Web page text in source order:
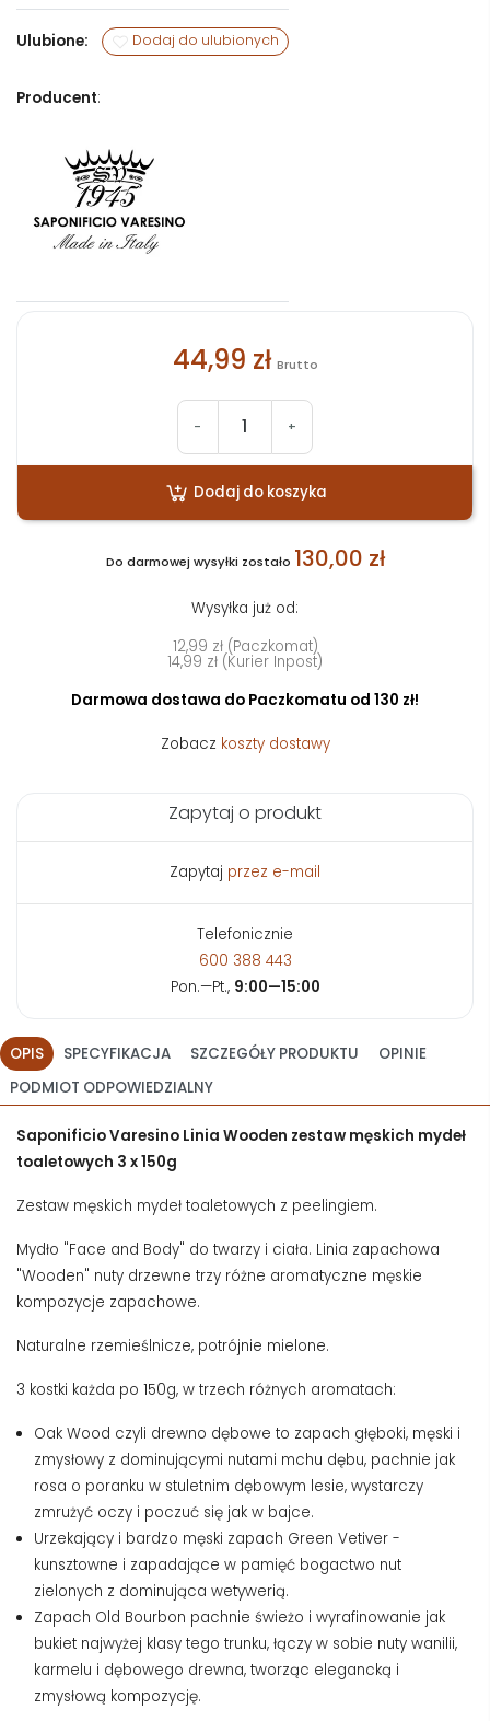
Ulubione: Dodaj do ulubionych
Producent:
44,99 zł Brutto
- +
Dodaj do koszyka
Do darmowej wysyłki zostało 130,00 zł
Wysyłka już od:
12,99 zł (Paczkomat)
14,99 zł (Kurier Inpost)
Darmowa dostawa do Paczkomatu od 130 zł!
Zobacz koszty dostawy
Zapytaj o produkt
Zapytaj przez e-mail
Telefonicznie
600 388 443
Pon.—Pt., 9:00—15:00
OPIS SPECYFIKACJA SZCZEGÓŁY PRODUKTU
OPINIE
PODMIOT ODPOWIEDZIALNY
Saponificio Varesino Linia Wooden zestaw męskich mydeł
toaletowych 3 x 150g
Zestaw męskich mydeł toaletowych z peelingiem.
Mydło "Face and Body" do twarzy i ciała. Linia zapachowa
"Wooden" nuty drzewne trzy różne aromatyczne męskie
kompozycje zapachowe.
Naturalne rzemieślnicze, potrójnie mielone.
3 kostki każda po 150g, w trzech różnych aromatach:
Oak Wood czyli drewno dębowe to zapach głęboki, męski i
zmysłowy z dominującymi nutami mchu dębu, pachnie jak
rosa o poranku w stuletnim dębowym lesie, wystarczy
zmrużyć oczy i poczuć się jak w bajce.
Urzekający i bardzo męski zapach Green Vetiver -
kunsztowne i zapadające w pamięć bogactwo nut
zielonych z dominująca wetywerią.
Zapach Old Bourbon pachnie świeżo i wyrafinowanie jak
bukiet najwyżej klasy tego trunku, łączy w sobie nuty wanilii,
karmelu i dębowego drewna, tworząc elegancką i
zmysłową kompozycję.